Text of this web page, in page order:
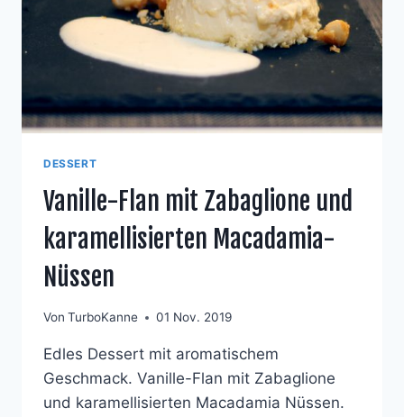
DESSERT
Vanille-Flan mit Zabaglione und
karamellisierten Macadamia-
Nüssen
Von TurboKanne 01 Nov. 2019
Edles Dessert mit aromatischem
Geschmack. Vanille-Flan mit Zabaglione
und karamellisierten Macadamia Nüssen.